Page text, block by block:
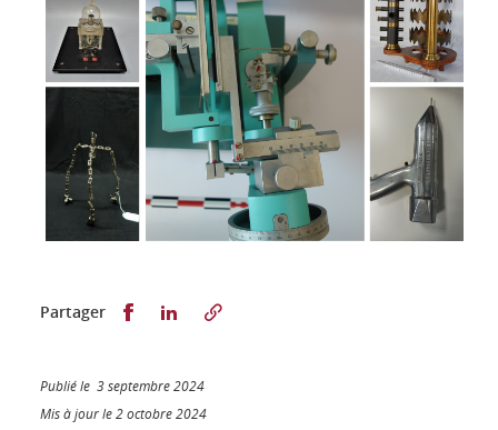
Partager Partager sur Facebook
Partager sur LinkedIn
Publié le 3 septembre 2024
Mis à jour le 2 octobre 2024